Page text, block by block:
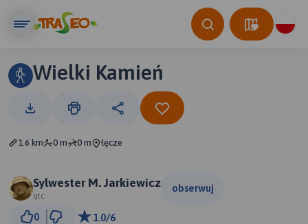
Wielki Kamień
1.6 km 0 m 0 m łęcze
Sylwester M. Jarkiewicz
qtc
obserwuj
0 1.0/6